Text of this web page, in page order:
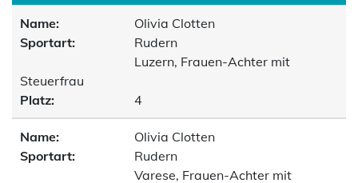
Name:
Olivia Clotten
Sportart:
Rudern
Luzern, Frauen-Achter mit
Steuerfrau
Platz:
4
Name:
Olivia Clotten
Sportart:
Rudern
Varese, Frauen-Achter mit